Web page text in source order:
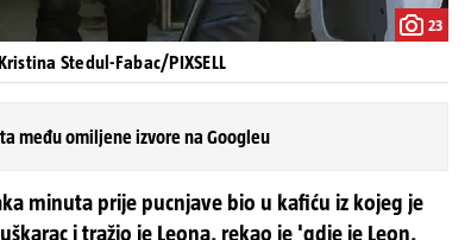
23
Stedul-Fabac/PIXSELL
među omiljene izvore na Googleu
minuta prije pucnjave bio u kafiću iz kojeg je
i tražio je Leona, rekao je 'gdje je Leon,